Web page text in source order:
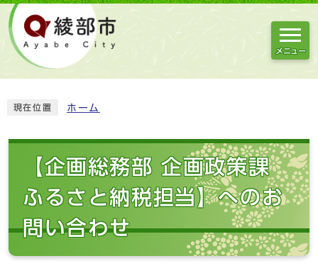
メニュー
現在位置 ホーム
【企画総務部 企画政策課
ふるさと納税担当】へのお
問い合わせ